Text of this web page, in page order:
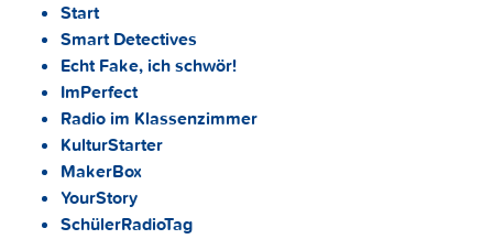
Start
Smart Detectives
Echt Fake, ich schwör!
ImPerfect
Radio im Klassenzimmer
KulturStarter
MakerBox
YourStory
SchülerRadioTag